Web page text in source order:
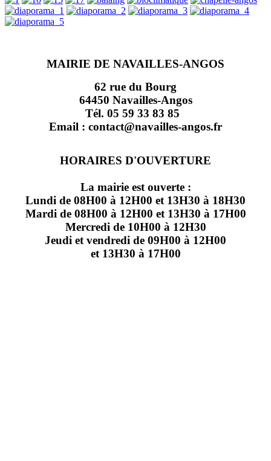
MAIRIE DE NAVAILLES-ANGOS
62 rue du Bourg
64450 Navailles-Angos
Tél. 05 59 33 83 85
Email : contact@navailles-angos.fr
HORAIRES D'OUVERTURE
La mairie est ouverte :
Lundi de 08H00 à 12H00 et 13H30 à 18H30
Mardi de 08H00 à 12H00 et 13H30 à 17H00
Mercredi de 10H00 à 12H30
Jeudi et vendredi de 09H00 à 12H00
et 13H30 à 17H00